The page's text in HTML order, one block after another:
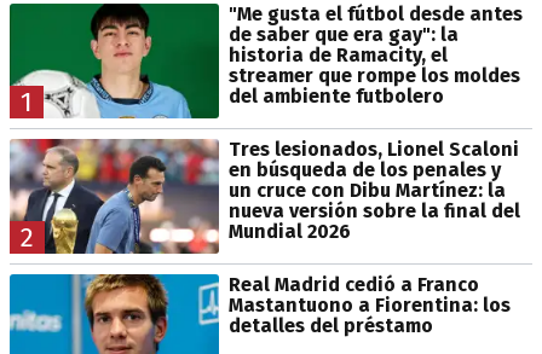
1
"Me gusta el fútbol desde antes
de saber que era gay": la
historia de Ramacity, el
streamer que rompe los moldes
del ambiente futbolero
2
Tres lesionados, Lionel Scaloni
en búsqueda de los penales y
un cruce con Dibu Martínez: la
nueva versión sobre la final del
Mundial 2026
Real Madrid cedió a Franco
Mastantuono a Fiorentina: los
detalles del préstamo